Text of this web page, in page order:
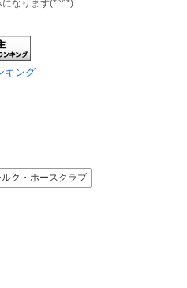
なります(*^^*)
キング
ルク・ホースクラブ